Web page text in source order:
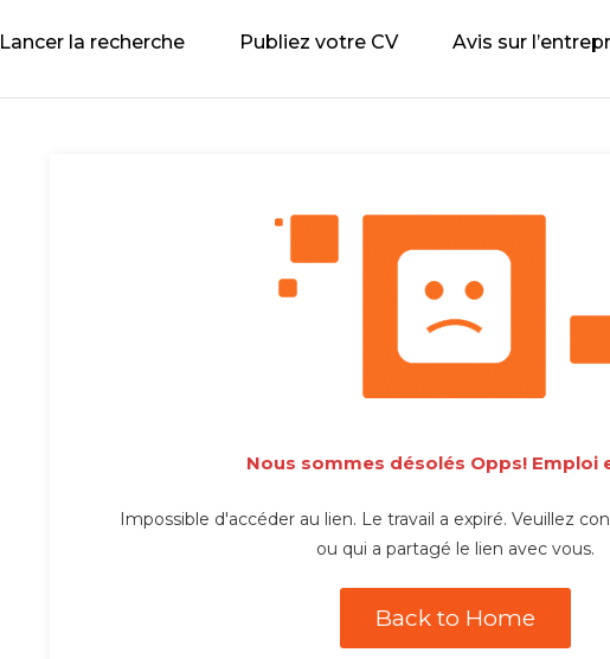
Lancer la recherche Publiez votre CV Avis sur
Nous sommes désolés Opps! Emploi
Impossible d'accéder au lien. Le travail a expiré. Veuillez
ou qui a partagé le lien avec vous.
Back to Home